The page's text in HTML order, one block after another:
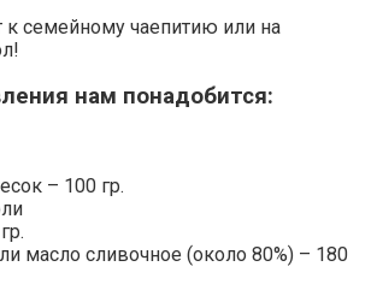
к семейному чаепитию или на
нам понадобится:
– 100 гр.
масло сливочное (около 80%) – 180